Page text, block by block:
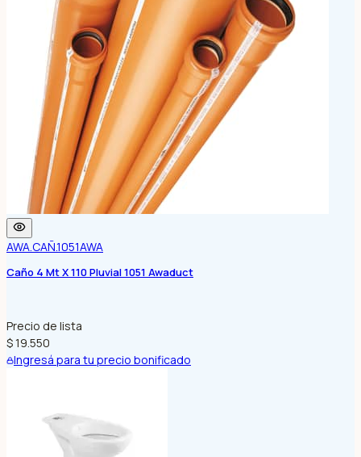
AWA.CAÑ.1051AWA
Caño 4 Mt X 110 Pluvial 1051 Awaduct
Precio de lista
$ 19.550
Ingresá para tu precio bonificado